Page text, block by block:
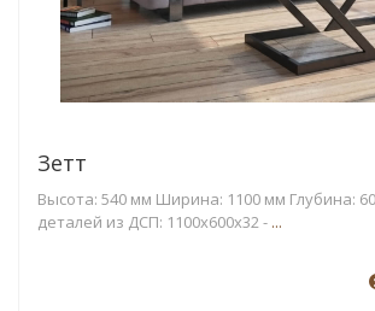
Зетт
Высота: 540 мм Ширина: 1100 мм Глубина:
деталей из ДСП: 1100х600x32 - ...